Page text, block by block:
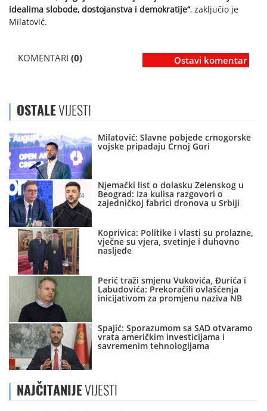
idealima slobode, dostojanstva i demokratije“, zaključio je
Milatović.
KOMENTARI (0) Ostavi komentar
OSTALEVIJESTI
Milatović: Slavne pobjede crnogorske
vojske pripadaju Crnoj Gori
Njemački list o dolasku Zelenskog u
Beograd: Iza kulisa razgovori o
zajedničkoj fabrici dronova u Srbiji
Koprivica: Politike i vlasti su prolazne,
vječne su vjera, svetinje i duhovno
nasljeđe
Perić traži smjenu Vukovića, Đurića i
Labudovića: Prekoračili ovlašćenja
inicijativom za promjenu naziva NB
Spajić: Sporazumom sa SAD otvaramo
vrata američkim investicijama i
savremenim tehnologijama
NAJČITANIJEVIJESTI